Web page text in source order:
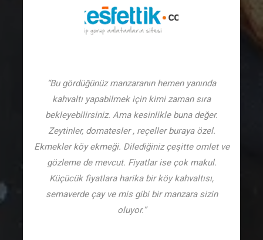
“Bu gördüğünüz manzaranın hemen yanında
kahvaltı yapabilmek için kimi zaman sıra
bekleyebilirsiniz. Ama kesinlikle buna değer.
Zeytinler, domatesler , reçeller buraya özel.
Ekmekler köy ekmeği. Dilediğiniz çeşitte omlet ve
gözleme de mevcut. Fiyatlar ise çok makul.
Küçücük fiyatlara harika bir köy kahvaltısı,
semaverde çay ve mis gibi bir manzara sizin
oluyor.”